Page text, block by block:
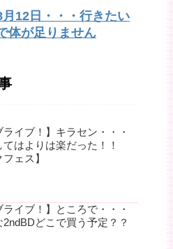
月12日・・・行きたい
体が足りません
ライブ！】キラセン・・・
てはよりは楽だった！！
フェス】
ライブ！】ところで・・・
2ndBDどこで買う予定？？